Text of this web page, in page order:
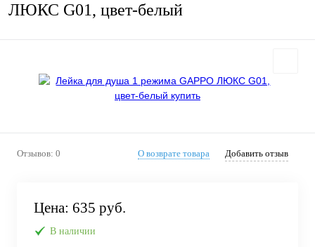
ЛЮКС G01, цвет-белый
Отзывов: 0 О возврате товара Добавить отзыв
Цена: 635 руб.
В наличии